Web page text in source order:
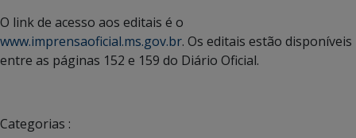
O link de acesso aos editais é o
www.imprensaoficial.ms.gov.br. Os editais estão disponíveis
entre as páginas 152 e 159 do Diário Oficial.
Categorias :